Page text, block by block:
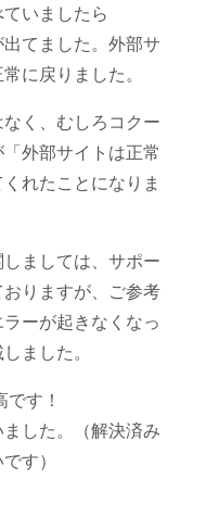
いましたら
てました。外部サ
に戻りました。
く、むしろコクー
外部サイトは正常
れたことになりま
ましては、サポー
おりますが、ご参考
ーが起きなくなっ
ました。
す！
した。（解決済み
す）